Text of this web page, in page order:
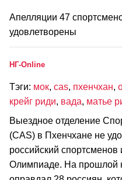
Апелляции 47
удовлетворены
НГ-Online
Тэги: мок, cas, пхенчхан,
крейг риди, вада, матье
Выездное отделение
(CAS) в Пхенчхане не
российский спортсменов
Олимпиаде. На прошлой